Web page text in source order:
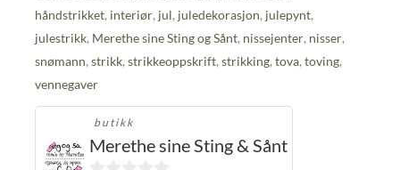
håndstrikket, interiør, jul, juledekorasjon, julepynt,
julestrikk, Merethe sine Sting og Sånt, nissejenter, nisser,
snømann, strikk, strikkeoppskrift, strikking, tova, toving,
vennegaver
butikk
Merethe sine Sting & Sånt